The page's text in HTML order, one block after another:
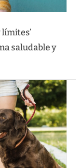
saludable y